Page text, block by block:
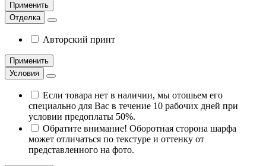
Применить
Отделка
Авторский принт
Применить
Условия
Если товара нет в наличии, мы отошьем его
специально для Вас в течение 10 рабочих дней при
условии предоплаты 50%.
Обратите внимание! Оборотная сторона шарфа
может отличаться по текстуре и оттенку от
представленного на фото.